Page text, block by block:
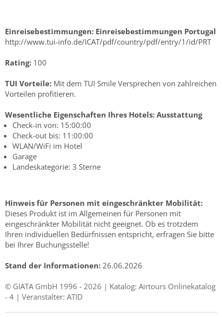
Einreisebestimmungen: Einreisebestimmungen Portugal
http://www.tui-info.de/ICAT/pdf/country/pdf/entry/1/id/PRT
Rating: 100
TUI Vorteile: Mit dem TUI Smile Versprechen von zahlreichen
Vorteilen profitieren.
Wesentliche Eigenschaften Ihres Hotels: Ausstattung
Check-in von: 15:00:00
Check-out bis: 11:00:00
WLAN/WiFi im Hotel
Garage
Landeskategorie: 3 Sterne
Hinweis für Personen mit eingeschränkter Mobilität:
Dieses Produkt ist im Allgemeinen für Personen mit
eingeschränkter Mobilität nicht geeignet. Ob es trotzdem
Ihren individuellen Bedürfnissen entspricht, erfragen Sie bitte
bei Ihrer Buchungsstelle!
Stand der Informationen: 26.06.2026
© GIATA GmbH 1996 - 2026 | Katalog: Airtours Onlinekatalog
- 4 | Veranstalter: ATID